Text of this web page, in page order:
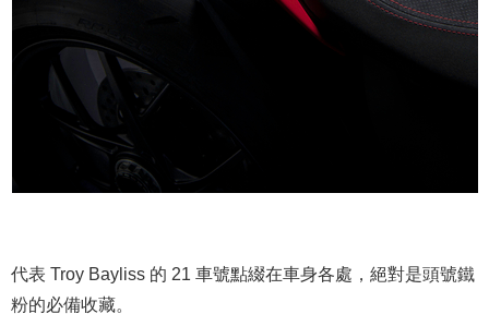
代表 Troy Bayliss 的 21 車號點綴在車身各處，絕對是頭號鐵
粉的必備收藏。